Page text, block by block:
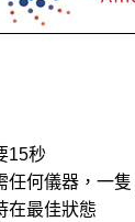
15秒
何儀器，一隻
在最佳狀態